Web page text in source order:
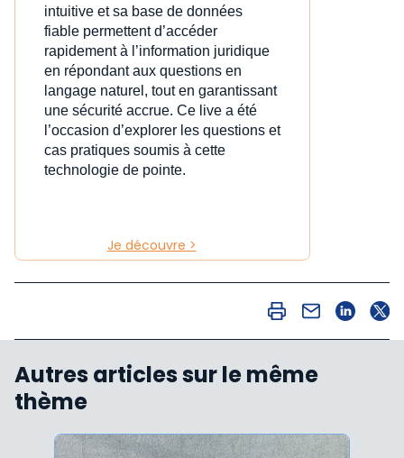
intuitive et sa base de données
fiable permettent d’accéder
rapidement à l’information juridique
en répondant aux questions en
langage naturel, tout en garantissant
une sécurité accrue. Ce live a été
l’occasion d’explorer les questions et
cas pratiques soumis à cette
technologie de pointe.
Je découvre >
Autres articles sur le même
thème